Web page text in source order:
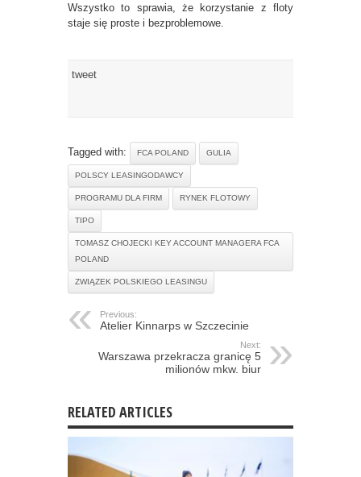
Wszystko to sprawia, że korzystanie z floty
staje się proste i bezproblemowe.
tweet
Tagged with: FCA POLAND GULIA
POLSCY LEASINGODAWCY
PROGRAMU DLA FIRM RYNEK FLOTOWY
TIPO
TOMASZ CHOJECKI KEY ACCOUNT MANAGERA FCA
POLAND
ZWIĄZEK POLSKIEGO LEASINGU
Previous:
Atelier Kinnarps w Szczecinie
Next:
Warszawa przekracza granicę 5
milionów mkw. biur
RELATED ARTICLES